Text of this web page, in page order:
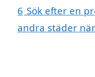
6 Sök efter en
andra städer